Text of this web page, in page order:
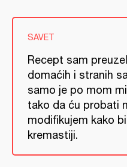
SAVET
Recept sam
domaćih i stranih
samo je po mom
tako da ću probati
modifikujem kako
kremastiji.